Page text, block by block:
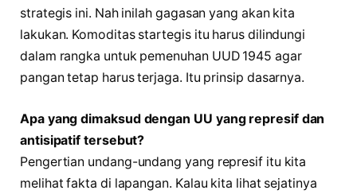
strategis ini. Nah inilah gagasan yang akan kita
lakukan. Komoditas startegis itu harus dilindungi
dalam rangka untuk pemenuhan UUD 1945 agar
pangan tetap harus terjaga. Itu prinsip dasarnya.
Apa yang dimaksud dengan UU yang represif dan
antisipatif tersebut?
Pengertian undang-undang yang represif itu kita
melihat fakta di lapangan. Kalau kita lihat sejatinya